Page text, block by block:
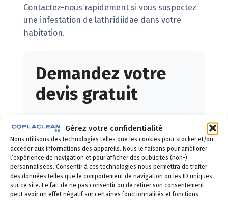
Gérez votre confidentialité
Nous utilisons des technologies telles que les cookies pour stocker et/ou
accéder aux informations des appareils. Nous le faisons pour améliorer
l’expérience de navigation et pour afficher des publicités (non-)
personnalisées. Consentir à ces technologies nous permettra de traiter
des données telles que le comportement de navigation ou les ID uniques
sur ce site. Le fait de ne pas consentir ou de retirer son consentement
peut avoir un effet négatif sur certaines fonctionnalités et fonctions.
Contactez-nous rapidement si vous suspectez
une infestation de lathridiidae dans votre
habitation.
Demandez votre
devis gratuit
téléphone ou email selon votre
préférence.
Prénom